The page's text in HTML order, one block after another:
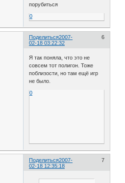
порубиться
0
Поделиться 6
2007-
02-18 03:22:32
Я так поняла, что это не
совсем тот полигон. Тоже
поблизости, но там ещё игр
не было.
0
Поделиться 7
2007-
02-18 12:35:18